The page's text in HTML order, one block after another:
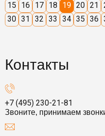
15
16 17 18 19 20 21
30 31 32 33 34 35 36
Контакты
+7 (495) 230-21-81
Звоните, принимаем